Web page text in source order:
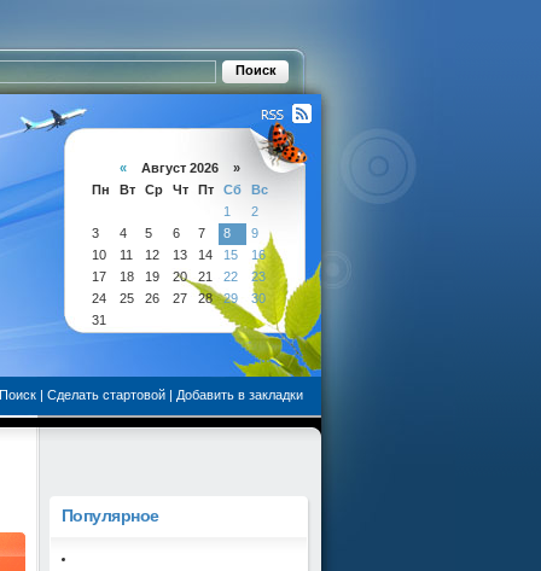
« Август 2026 »
Пн
Вт Ср Чт Пт Сб
Вс
1
2
3
4 5 6 7 8
9
10
11 12 13 14 15
16
17
18 19 20 21 22
23
24
25 26 27 28 29
30
31
Поиск | Сделать стартовой | Добавить в закладки
Популярное